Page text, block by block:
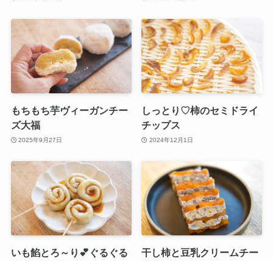
もちもち芋ヴィーガンチー
ズ大福
2025年9月27日
しっとり♡柿のセミドライ
チップス
2024年12月1日
いも餡とろ～り💕ぐるぐる
干し柿と豆乳クリームチー